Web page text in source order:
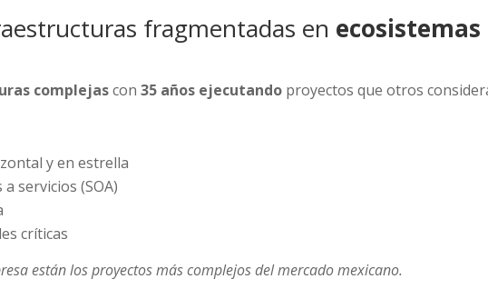
fragmentadas en
complejascon35 años ejecutando proyectos que otros
y en estrella
servicios (SOA)
críticas
están los proyectos más complejos del mercado mexicano.